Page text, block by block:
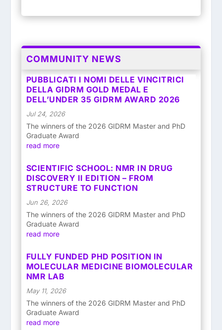
COMMUNITY NEWS
PUBBLICATI I NOMI DELLE VINCITRICI
DELLA GIDRM GOLD MEDAL E
DELL’UNDER 35 GIDRM AWARD 2026
Jul 24, 2026
The winners of the 2026 GIDRM Master and PhD
Graduate Award
read more
SCIENTIFIC SCHOOL: NMR IN DRUG
DISCOVERY II EDITION – FROM
STRUCTURE TO FUNCTION
Jun 26, 2026
The winners of the 2026 GIDRM Master and PhD
Graduate Award
read more
FULLY FUNDED PHD POSITION IN
MOLECULAR MEDICINE BIOMOLECULAR
NMR LAB
May 11, 2026
The winners of the 2026 GIDRM Master and PhD
Graduate Award
read more